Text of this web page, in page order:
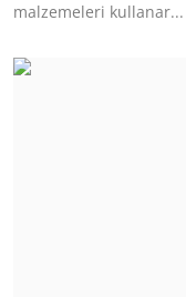
malzemeleri kullanar...